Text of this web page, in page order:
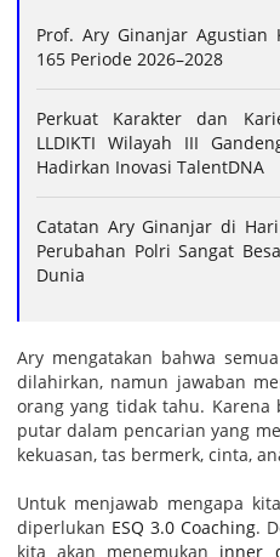
Prof. Ary Ginanjar Agustian
165 Periode 2026–2028
Perkuat Karakter dan
LLDIKTI Wilayah III
Hadirkan Inovasi TalentDNA
Catatan Ary Ginanjar di
Perubahan Polri Sangat
Dunia
Ary mengatakan bahwa
dilahirkan, namun jawaban
orang yang tidak tahu.
putar dalam pencarian yang
kekuasan, tas bermerk, cinta,
Untuk menjawab mengapa
diperlukan ESQ 3.0 Coaching.
kita akan menemukan inner